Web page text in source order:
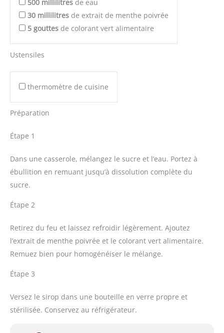
500 millilitres de eau
30 millilitres de extrait de menthe poivrée
5 gouttes de colorant vert alimentaire
Ustensiles
thermomètre de cuisine
Préparation
Étape 1
Dans une casserole, mélangez le sucre et l’eau. Portez à
ébullition en remuant jusqu’à dissolution complète du
sucre.
Étape 2
Retirez du feu et laissez refroidir légèrement. Ajoutez
l’extrait de menthe poivrée et le colorant vert alimentaire.
Remuez bien pour homogénéiser le mélange.
Étape 3
Versez le sirop dans une bouteille en verre propre et
stérilisée. Conservez au réfrigérateur.